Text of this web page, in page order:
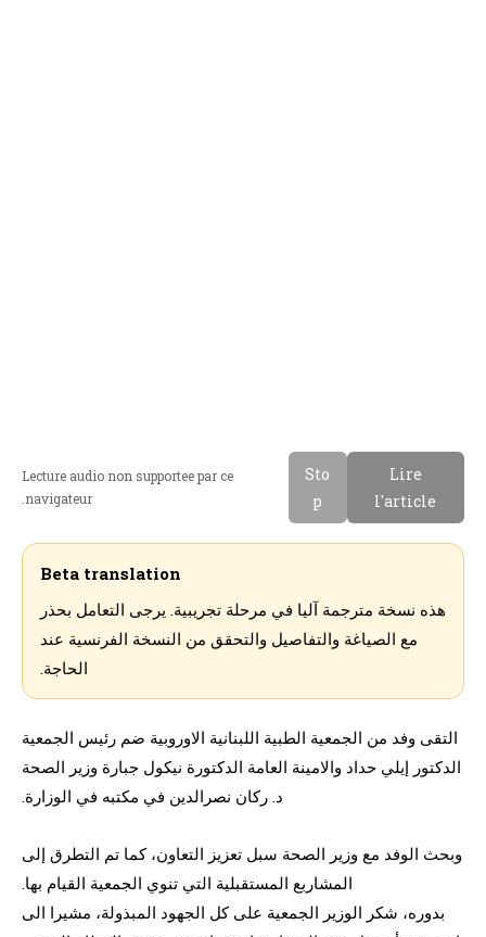
Lire
l'article
Sto
p
Lecture audio non supportee par ce
navigateur.
Beta translation
هذه نسخة مترجمة آليا في مرحلة تجريبية. يرجى التعامل بحذر
مع الصياغة والتفاصيل والتحقق من النسخة الفرنسية عند
الحاجة.
التقى وفد من الجمعية الطبية اللبنانية الاوروبية ضم رئيس الجمعية
الدكتور إيلي حداد والامينة العامة الدكتورة نيكول جبارة وزير الصحة
د. ركان نصرالدين في مكتبه في الوزارة.
وبحث الوفد مع وزير الصحة سبل تعزيز التعاون، كما تم التطرق إلى
المشاربع المستقبلية التي تنوي الجمعية القيام بها.
بدوره، شكر الوزير الجمعية على كل الجهود المبذولة، مشيرا الى